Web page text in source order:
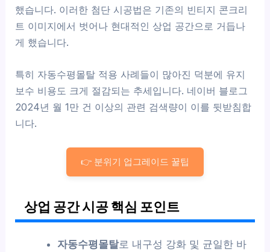
했습니다. 이러한 첨단 시공법은 기존의 빈티지 콘크리
트 이미지에서 벗어나 현대적인 상업 공간으로 거듭나
게 했습니다.
특히 자동수평몰탈 적용 사례들이 많아진 덕분에 유지
보수 비용도 크게 절감되는 추세입니다. 네이버 블로그
2024년 월 1만 건 이상의 관련 검색량이 이를 뒷받침합
니다.
👉 분위기 업그레이드 꿀팁
상업 공간 시공 핵심 포인트
자동수평몰탈로 내구성 강화 및 균일한 바